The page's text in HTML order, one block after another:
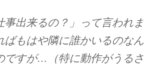
事出来るの？」って言われま
ばもはや隣に誰かいるのなん
ですが…（特に動作がうるさ